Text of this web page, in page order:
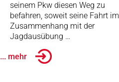
seinem Pkw diesen Weg zu
befahren, soweit seine Fahrt im
Zusammenhang mit der
Jagdausübung …
... mehr